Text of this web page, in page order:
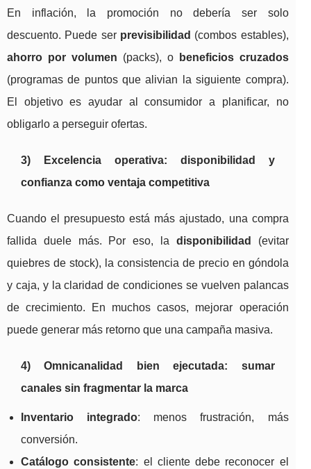
En inflación, la promoción no debería ser solo
descuento. Puede ser previsibilidad (combos estables),
ahorro por volumen (packs), o
beneficios cruzados
(programas de puntos que alivian la siguiente compra).
El objetivo es ayudar al consumidor a planificar, no
obligarlo a perseguir ofertas.
3) Excelencia operativa: disponibilidad y
confianza como ventaja competitiva
Cuando el presupuesto está más ajustado, una compra
fallida duele más. Por eso, la disponibilidad
(evitar
quiebres de stock), la consistencia de precio en góndola
y caja, y la claridad de condiciones se vuelven palancas
de crecimiento. En muchos casos, mejorar operación
puede generar más retorno que una campaña masiva.
4) Omnicanalidad bien ejecutada: sumar
canales sin fragmentar la marca
Inventario integrado: menos frustración, más
conversión.
Catálogo consistente: el cliente debe reconocer el